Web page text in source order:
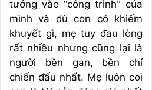
tưởng vào “công trình” của
mình và dù con có khiếm
khuyết gì, mẹ tuy đau lòng
rất nhiều nhưng cũng lại là
người bền gan, bền chí
chiến đấu nhất. Mẹ luôn coi